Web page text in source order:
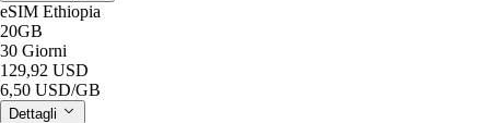
eSIM Ethiopia
20GB
30 Giorni
129,92 USD
6,50 USD/GB
Dettagli